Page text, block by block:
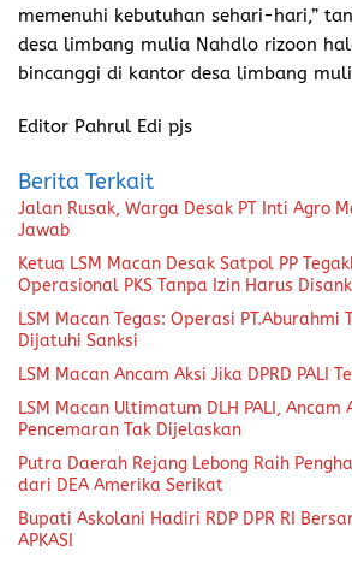
memenuhi kebutuhan sehari-hari,”
desa limbang mulia Nahdlo rizoon
bincanggi di kantor desa limbang
Editor Pahrul Edi pjs
Berita Terkait
Jalan Rusak, Warga Desak PT Inti Agro
Jawab
Ketua LSM Macan Desak Satpol PP
Operasional PKS Tanpa Izin Harus
LSM Macan Tegas: Operasi PT.Aburahmi
Dijatuhi Sanksi
LSM Macan Ancam Aksi Jika DPRD PALI
LSM Macan Ultimatum DLH PALI, Ancam
Pencemaran Tak Dijelaskan
Putra Daerah Rejang Lebong Raih
dari DEA Amerika Serikat
Bupati Askolani Hadiri RDP DPR RI
APKASI